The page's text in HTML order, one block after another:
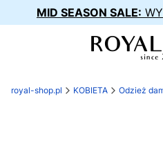
MID SEASON SALE:
royal-shop.pl KOBIETA Odzież